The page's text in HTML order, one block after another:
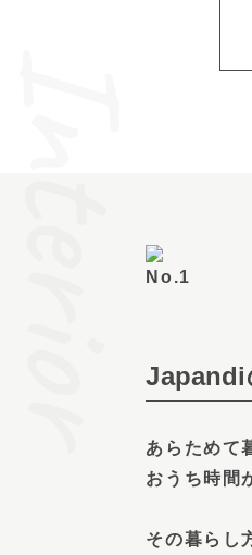
Japandi
あらためて
おうち時間
その暮らし